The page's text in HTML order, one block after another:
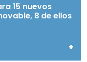
15 nuevos
8 de ellos
+